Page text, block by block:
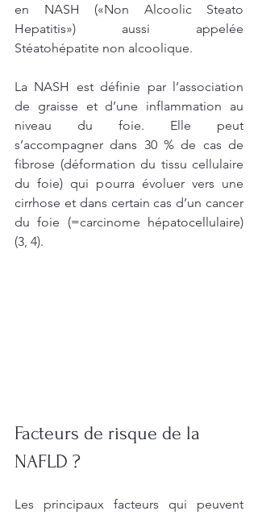
en NASH («Non Alcoolic Steato
Hepatitis») aussi appelée
Stéatohépatite non alcoolique.
La NASH est définie par l’association
de graisse et d’une inflammation au
niveau du foie. Elle peut
s’accompagner dans 30 % de cas de
fibrose (déformation du tissu cellulaire
du foie) qui pourra évoluer vers une
cirrhose et dans certain cas d’un cancer
du foie (=carcinome hépatocellulaire)
(3, 4).
Facteurs de risque de la
NAFLD ?
Les principaux facteurs qui peuvent